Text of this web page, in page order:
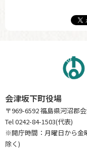
会津坂下町役場
〒969-6592 福島県河沼郡
Tel 0242-84-1503(代表)
※開庁時間：月曜日から金
除く)